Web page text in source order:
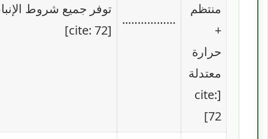
منتظم
+
حرارة
معتدلة
[cite:
72]
……………..
توفر جميع شروط
[cite: 72]